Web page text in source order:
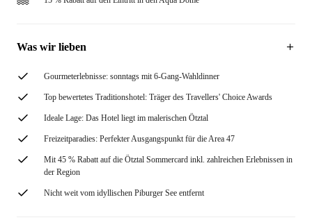
Was wir lieben
Gourmeterlebnisse: sonntags mit 6-Gang-Wahldinner
Top bewertetes Traditionshotel: Träger des Travellers' Choice Awards
Ideale Lage: Das Hotel liegt im malerischen Ötztal
Freizeitparadies: Perfekter Ausgangspunkt für die Area 47
Mit 45 % Rabatt auf die Ötztal Sommercard inkl. zahlreichen Erlebnissen in
der Region
Nicht weit vom idyllischen Piburger See entfernt